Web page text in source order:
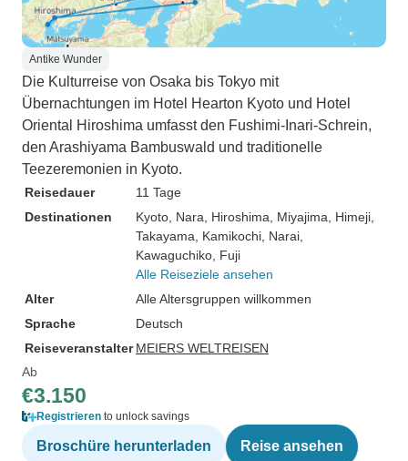
Antike Wunder
Die Kulturreise von Osaka bis Tokyo mit
Übernachtungen im Hotel Hearton Kyoto und Hotel
Oriental Hiroshima umfasst den Fushimi-Inari-Schrein,
den Arashiyama Bambuswald und traditionelle
Teezeremonien in Kyoto.
Reisedauer
11 Tage
Destinationen
Kyoto , Nara , Hiroshima , Miyajima , Himeji
Takayama , Kamikochi , Narai
Kawaguchiko , Fuji
Alle Reiseziele ansehen
Alter
Alle Altersgruppen willkommen
Sprache
Deutsch
Reiseveranstalter MEIERS WELTREISEN
Ab
€3.150
Registrieren to unlock savings
Broschüre herunterladen Reise ansehen